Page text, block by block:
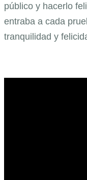
público y hacerlo
entraba a cada
tranquilidad y